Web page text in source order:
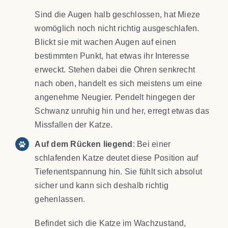
Sind die Augen halb geschlossen, hat Mieze
womöglich noch nicht richtig ausgeschlafen.
Blickt sie mit wachen Augen auf einen
bestimmten Punkt, hat etwas ihr Interesse
erweckt. Stehen dabei die Ohren senkrecht
nach oben, handelt es sich meistens um eine
angenehme Neugier. Pendelt hingegen der
Schwanz unruhig hin und her, erregt etwas das
Missfallen der Katze.
Auf dem Rücken liegend : Bei einer
schlafenden Katze deutet diese Position auf
Tiefenentspannung hin. Sie fühlt sich absolut
sicher und kann sich deshalb richtig
gehenlassen.
Befindet sich die Katze im Wachzustand,